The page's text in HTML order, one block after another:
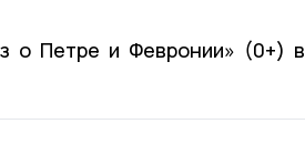
о Петре и Февронии» (0+) в